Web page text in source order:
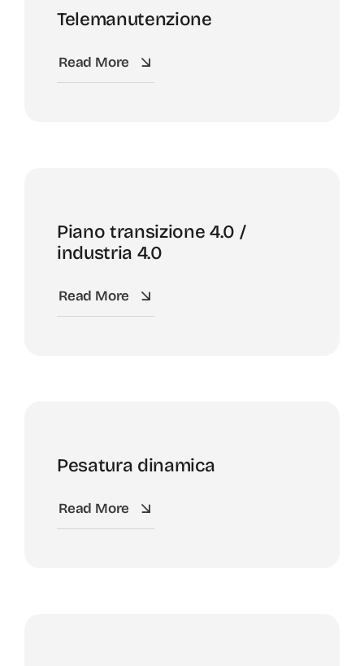
Telemanutenzione
Read More
Piano transizione 4.0 /
industria 4.0
Read More
Pesatura dinamica
Read More